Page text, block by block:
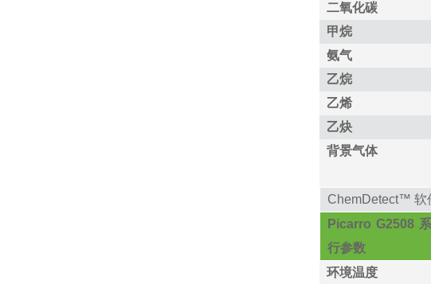
二氧化碳
甲烷
氨气
乙烷
乙烯
乙炔
背景气体
ChemDetect™ 软
Picarro G2508
行参数
环境温度